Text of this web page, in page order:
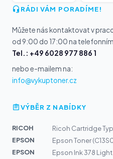
RÁDI VÁM PORADÍME!
Můžete nás kontaktovat v
od 9:00 do 17:00 na
Tel.: +49 6028 977 886 1
nebo e-mailem na:
info@vykuptoner.cz
VÝBĚR Z NABÍDKY
RICOH
Ricoh Cartridge
EPSON
Epson Toner
EPSON